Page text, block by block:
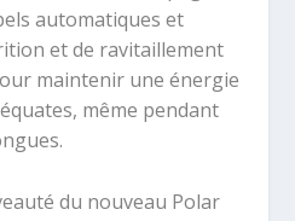
automatiques et
et de ravitaillement
maintenir une énergie
même pendant
du nouveau Polar